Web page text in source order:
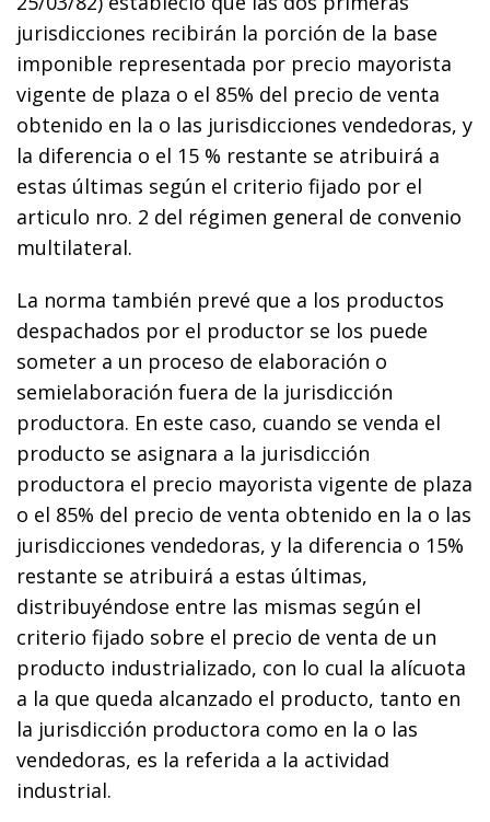
jurisdicciones recibirán la porción de la base
imponible representada por precio mayorista
vigente de plaza o el 85% del precio de venta
obtenido en la o las jurisdicciones vendedoras, y
la diferencia o el 15 % restante se atribuirá a
estas últimas según el criterio fijado por el
articulo nro. 2 del régimen general de convenio
multilateral.
La norma también prevé que a los productos
despachados por el productor se los puede
someter a un proceso de elaboración o
semielaboración fuera de la jurisdicción
productora. En este caso, cuando se venda el
producto se asignara a la jurisdicción
productora el precio mayorista vigente de plaza
o el 85% del precio de venta obtenido en la o las
jurisdicciones vendedoras, y la diferencia o 15%
restante se atribuirá a estas últimas,
distribuyéndose entre las mismas según el
criterio fijado sobre el precio de venta de un
producto industrializado, con lo cual la alícuota
a la que queda alcanzado el producto, tanto en
la jurisdicción productora como en la o las
vendedoras, es la referida a la actividad
industrial.